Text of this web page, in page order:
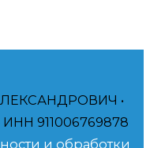
•
911006769878
и обработки